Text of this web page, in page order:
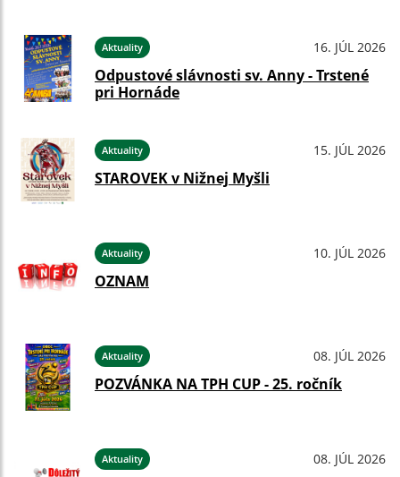
Aktuality 16. JÚL 2026
Odpustové slávnosti sv. Anny - Trstené
pri Hornáde
Aktuality 15. JÚL 2026
STAROVEK v Nižnej Myšli
Aktuality 10. JÚL 2026
OZNAM
Aktuality 08. JÚL 2026
POZVÁNKA NA TPH CUP - 25. ročník
Aktuality 08. JÚL 2026